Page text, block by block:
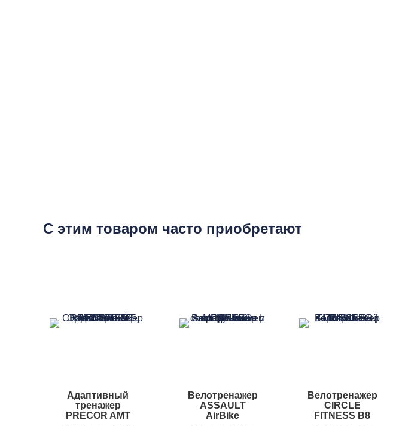
С этим товаром часто приобретают
Адаптивный
тренажер
PRECOR AMT
Велотренажер
ASSAULT
AirBike
Велотренажер
CIRCLE
FITNESS B8